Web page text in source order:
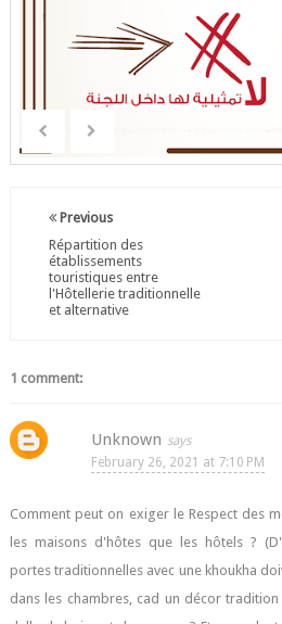
Previous
Répartition des
établissements
touristiques entre
l'Hôtellerie traditionnelle
et alternative
1 comment:
Unknown
February 26, 2021 at 7:10 PM
Comment peut on exiger le Respect des
les maisons d'hôtes que les hôtels ?
portes traditionnelles avec une khoukha
dans les chambres, cad un décor